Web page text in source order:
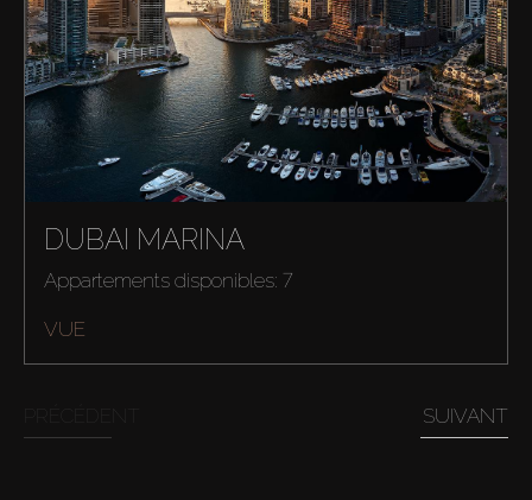
DUBAI MARINA
Appartements disponibles: 7
VUE
SUIVANT